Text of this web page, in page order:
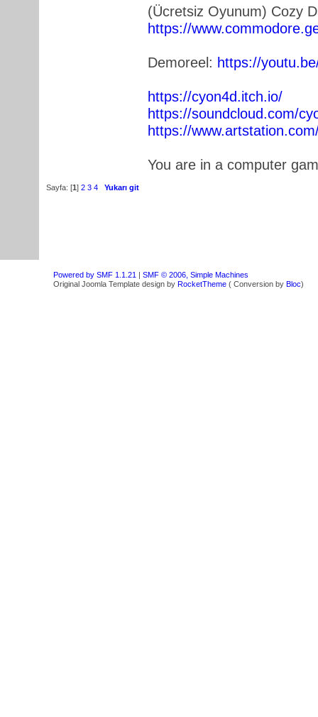
(Ücretsiz Oyunum) Cozy
https://
Demoreel: https://
https://cyon4d.itch.io/
https://soundcloud.com/
https://
You are in a computer
Sayfa: [1] 2 3 4 Yukarı git
Powered by SMF 1.1.21 | SMF © 2006, Simple Machines
Original Joomla Template design by RocketTheme ( Conversion by Bloc)